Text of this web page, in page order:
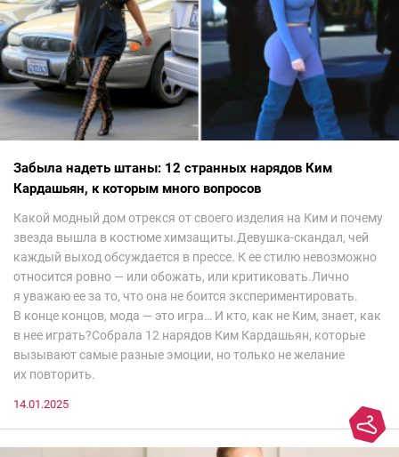
Забыла надеть штаны: 12 странных нарядов Ким
Кардашьян, к которым много вопросов
Какой модный дом отрекся от своего изделия на Ким и почему
звезда вышла в костюме химзащиты.Девушка-скандал, чей
каждый выход обсуждается в прессе. К ее стилю невозможно
относится ровно — или обожать, или критиковать.Лично
я уважаю ее за то, что она не боится экспериментировать.
В конце концов, мода — это игра… И кто, как не Ким, знает, как
в нее играть?Собрала 12 нарядов Ким Кардашьян, которые
вызывают самые разные эмоции, но только не желание
их повторить.
14.01.2025